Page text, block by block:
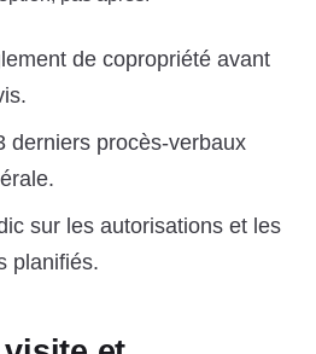
de copropriété avant
derniers procès-verbaux
sur les autorisations et les
planifiés.